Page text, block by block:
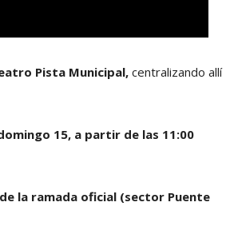
Pista Municipal, centralizando allí
15, a partir de las 11:00
la ramada oficial (sector Puente